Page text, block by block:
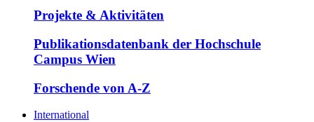
Projekte & Aktivitäten
Publikationsdatenbank der Hochschule
Campus Wien
Forschende von A-Z
International